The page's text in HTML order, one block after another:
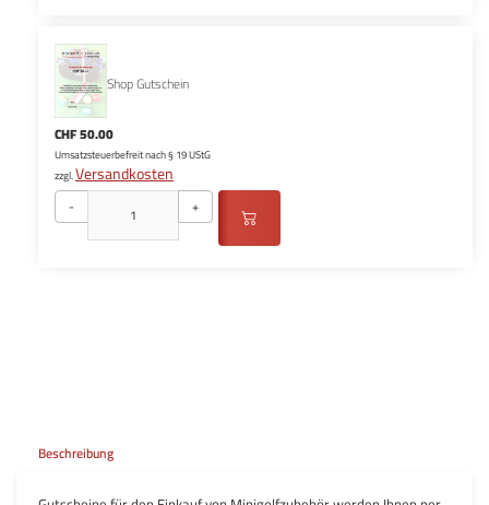
Shop Gutschein
CHF 50.00
Umsatzsteuerbefreit nach § 19 UStG
zzgl.Versandkosten
- +
Beschreibung